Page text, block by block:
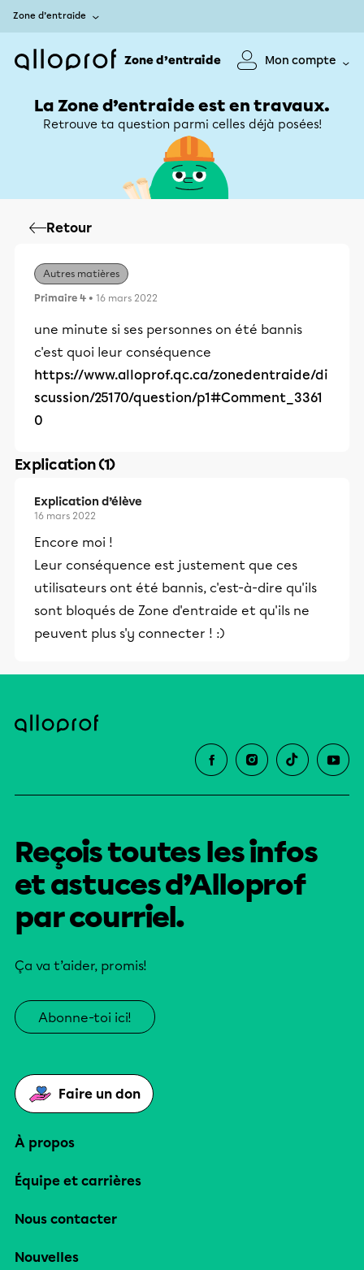
Zone d’entraide
Zone d’entraide Mon compte
La Zone d’entraide est en travaux.
Retrouve ta question parmi celles déjà posées!
Retour
Autres matières
Primaire 4 • 16 mars 2022
une minute si ses personnes on été bannis
c'est quoi leur conséquence
https://www.alloprof.qc.ca/zonedentraide/di
scussion/25170/question/p1#Comment_3361
0
Explication (1)
Explication d’élève
16 mars 2022
Encore moi !
Leur conséquence est justement que ces
utilisateurs ont été bannis, c'est-à-dire qu'ils
sont bloqués de Zone d'entraide et qu'ils ne
peuvent plus s'y connecter ! :)
Reçois toutes les infos
et astuces d’Alloprof
par courriel.
Ça va t’aider, promis!
Abonne-toi ici!
Faire un don
À propos
Équipe et carrières
Nous contacter
Nouvelles